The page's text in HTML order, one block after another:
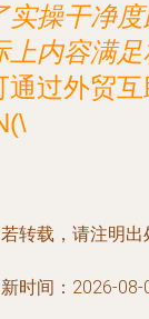
实操干净
上内容满
通过外贸
转载，请注明
时间：2026-08-